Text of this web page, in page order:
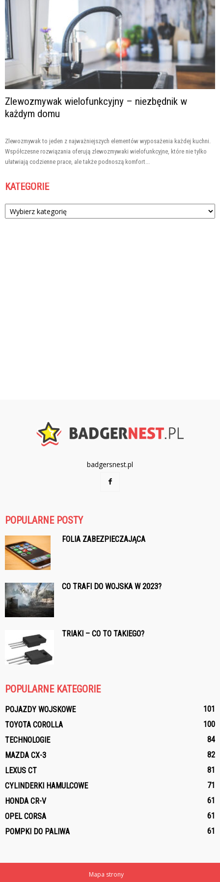
Zlewozmywak wielofunkcyjny – niezbędnik w
każdym domu
Zlewozmywak to jeden z najważniejszych elementów wyposażenia każdej kuchni.
Współczesne rozwiązania oferują zlewozmywaki wielofunkcyjne, które nie tylko
ułatwiają codzienne prace, ale także podnoszą komfort...
KATEGORIE
Kategorie
badgersnest.pl
POPULARNE POSTY
FOLIA ZABEZPIECZAJĄCA
CO TRAFI DO WOJSKA W 2023?
TRIAKI – CO TO TAKIEGO?
POPULARNE KATEGORIE
POJAZDY WOJSKOWE
101
TOYOTA COROLLA
100
TECHNOLOGIE
84
MAZDA CX-3
82
LEXUS CT
81
CYLINDERKI HAMULCOWE
71
HONDA CR-V
61
OPEL CORSA
61
POMPKI DO PALIWA
61
Mapa strony